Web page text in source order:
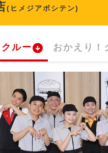
(ヒメジアボシテン)
ルー おかえり！